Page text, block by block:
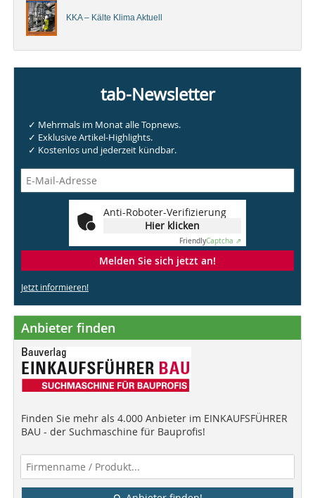
KKA – Kälte Klima Aktuell
tab-Newsletter
✓ Mehrmals im Monat alle Topnews.
✓ Exklusive Artikel-Highlights.
✓ Kostenlos und jederzeit kündbar.
Anti-Roboter-Verifizierung
Hier klicken
FriendlyCaptcha ⇗
Melden Sie sich jetzt an!
Jetzt informieren!
Anbieter finden
Finden Sie mehr als 4.000 Anbieter im EINKAUFSFÜHRER
BAU - der Suchmaschine für Bauprofis!